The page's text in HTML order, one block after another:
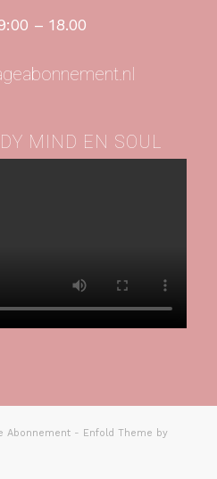
– 18.00
MIND EN SOUL
Abonnement- Enfold Theme by